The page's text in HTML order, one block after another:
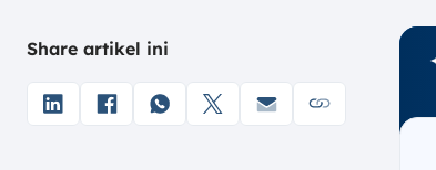
Utama Model Hub and Spoke
a. Peningkatan Efisiensi Biaya
dan Skala Ekonomi
Share artikel ini